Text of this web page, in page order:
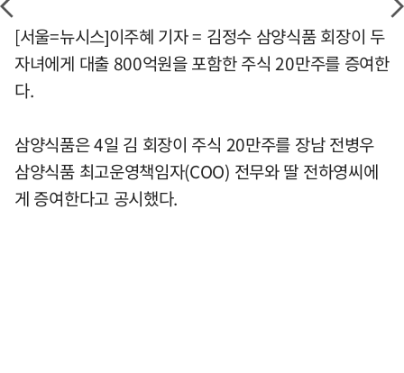
[서울=뉴시스]이주혜 기자 = 김정수 삼양식품 회장이 두
자녀에게 대출 800억원을 포함한 주식 20만주를 증여한
다.
삼양식품은 4일 김 회장이 주식 20만주를 장남 전병우
삼양식품 최고운영책임자(COO) 전무와 딸 전하영씨에
게 증여한다고 공시했다.